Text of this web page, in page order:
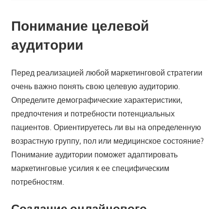
Понимание целевой
аудитории
Перед реализацией любой маркетинговой стратегии
очень важно понять свою целевую аудиторию.
Определите демографические характеристики,
предпочтения и потребности потенциальных
пациентов. Ориентируетесь ли вы на определенную
возрастную группу, пол или медицинское состояние?
Понимание аудитории поможет адаптировать
маркетинговые усилия к ее специфическим
потребностям.